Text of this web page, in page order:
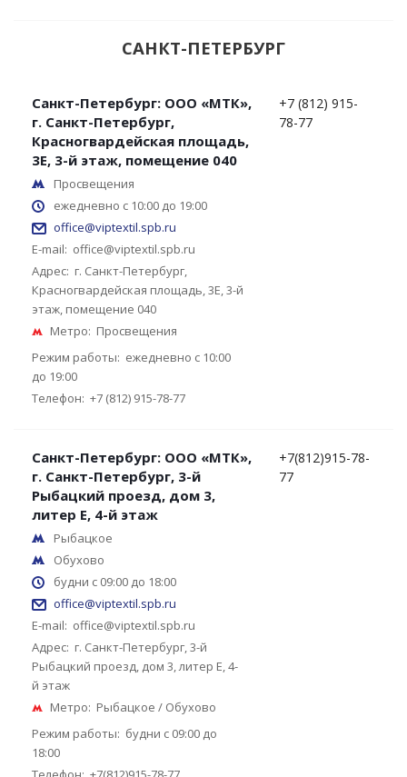
САНКТ-ПЕТЕРБУРГ
Санкт-Петербург: ООО «МТК»,
г. Санкт-Петербург,
Красногвардейская площадь,
3Е, 3-й этаж, помещение 040
Просвещения
ежедневно с 10:00 до 19:00
office@viptextil.spb.ru
E-mail: office@viptextil.spb.ru
Адрес: г. Санкт-Петербург,
Красногвардейская площадь, 3Е, 3-й
этаж, помещение 040
Метро: Просвещения
Режим работы: ежедневно с 10:00
до 19:00
Телефон: +7 (812) 915-78-77
+7 (812) 915-
78-77
Санкт-Петербург: ООО «МТК»,
г. Санкт-Петербург, 3-й
Рыбацкий проезд, дом 3,
литер Е, 4-й этаж
Рыбацкое
Обухово
будни с 09:00 до 18:00
office@viptextil.spb.ru
E-mail: office@viptextil.spb.ru
Адрес: г. Санкт-Петербург, 3-й
Рыбацкий проезд, дом 3, литер Е, 4-
й этаж
Метро: Рыбацкое / Обухово
Режим работы: будни с 09:00 до
18:00
+7(812)915-78-
77